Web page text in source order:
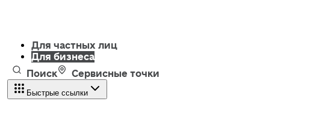
Для частных лиц
Для бизнеса
Поиск
Сервисные точки
Быстрые ссылки